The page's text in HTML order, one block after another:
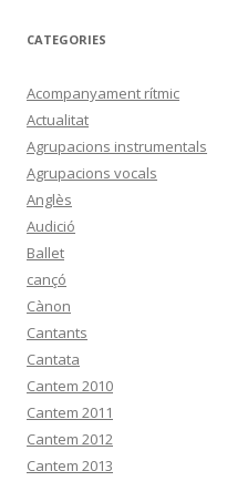
CATEGORIES
Acompanyament rítmic
Actualitat
Agrupacions instrumentals
Agrupacions vocals
Anglès
Audició
Ballet
cançó
Cànon
Cantants
Cantata
Cantem 2010
Cantem 2011
Cantem 2012
Cantem 2013